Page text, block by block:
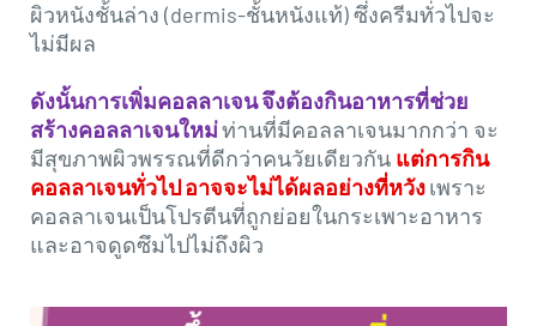
ผิวหนังชั้นล่าง (dermis-ชั้นหนังแท้) ซึ่งครีมทั่วไปจะ
ไม่มีผล
ดังนั้นการเพิ่มคอลลาเจน จึงต้องกินอาหารที่ช่วย
สร้างคอลลาเจนใหม่ท่านที่มีคอลลาเจนมากกว่า จะ
มีสุขภาพผิวพรรณที่ดีกว่าคนวัยเดียวกัน แต่การกิน
คอลลาเจนทั่วไป อาจจะไม่ได้ผลอย่างที่หวังเพราะ
คอลลาเจนเป็นโปรตีนที่ถูกย่อยในกระเพาะอาหาร
และอาจดูดซึมไปไม่ถึงผิว